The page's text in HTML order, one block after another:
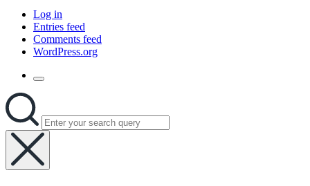
Log in
Entries feed
Comments feed
WordPress.org
Toggle
field
Search
for:
Hide